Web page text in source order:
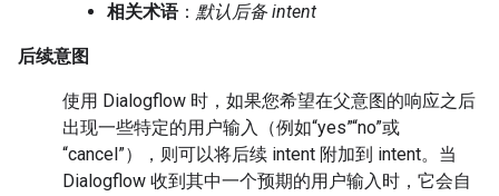
相关术语： 默认后备 intent
后续意图
使用 Dialogflow 时，如果您希望在父意图的响应之后
出现一些特定的用户输入（例如“yes”“no”或
“cancel”），则可以将后续 intent 附加到 intent。当
Dialogflow 收到其中一个预期的用户输入时，它会自